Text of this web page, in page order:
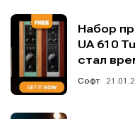
Набор
UA 610
стал
Софт